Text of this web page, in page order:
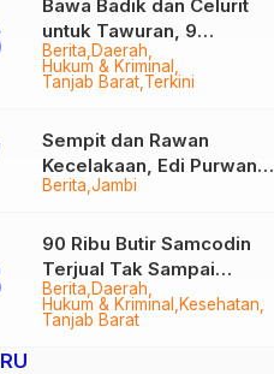
Berita Daerah
Hukum & Kriminal
Tanjab Barat Terkini
Bawa Badik dan Celurit
untuk Tawuran, 9
Anggota Geng Motor di
Tanjab Barat Diringkus
Berita Jambi
Sempit dan Rawan
Kecelakaan, Edi Purwanto
Targetkan Jalan Lintas
2028
Berita Daerah
Hukum & Kriminal
Kesehatan
Tanjab Barat
90 Ribu Butir Samcodin
Terjual Tak Sampai
Setahun, Indra Safari
Desak Audit Menyeluruh